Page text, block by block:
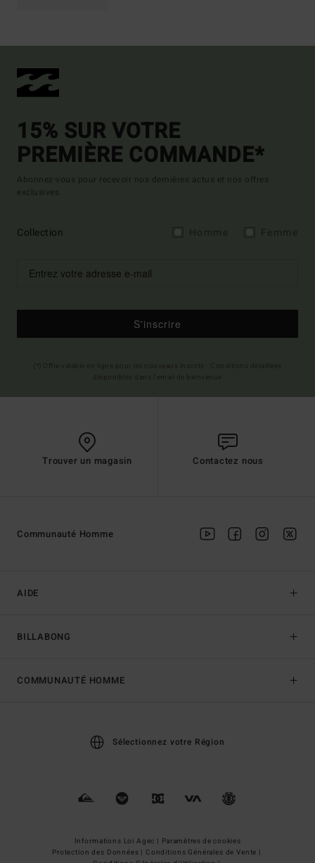
15% SUR VOTRE
PREMIÈRE COMMANDE*
Abonnez-vous pour recevoir nos dernières actus et nos offres
exclusives.
Collection
S'inscrire
Trouver un magasin Contactez nous
AIDE
BILLABONG
Communauté Homme
COMMUNAUTÉ HOMME
Sélectionnez votre Région
Informations Loi Agec | Paramètres de cookies
Protection des Données | Conditions Générales de Vente |